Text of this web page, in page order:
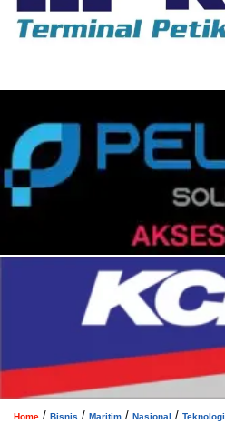
Home / Bisnis / Maritim / Nasional / Teknologi